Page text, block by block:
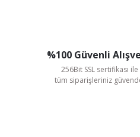
%100 Güvenli
256Bit SSL sertifikası ile
tüm siparişleriniz